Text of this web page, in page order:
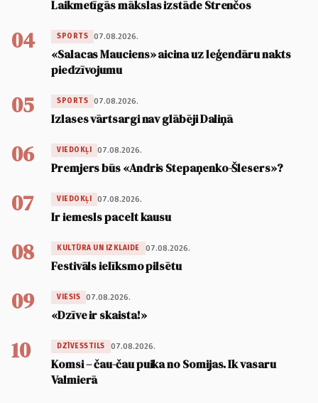
Laikmetīgās mākslas izstāde Strenčos
04 SPORTS 07.08.2026.
«Salacas Mauciens» aicina uz leģendāru nakts
piedzīvojumu
05 SPORTS 07.08.2026.
Izlases vārtsargi nav glābēji Daliņā
06 VIEDOKĻI 07.08.2026.
Premjers būs «Andris Stepaņenko-Šlesers»?
07 VIEDOKĻI 07.08.2026.
Ir iemesls pacelt kausu
08 KULTŪRA UN IZKLAIDE 07.08.2026.
Festivāls ielīksmo pilsētu
09 VIESIS 07.08.2026.
«Dzīve ir skaista!»
10 DZĪVESSTILS 07.08.2026.
Komsi – čau-čau puika no Somijas. Ik vasaru
Valmierā